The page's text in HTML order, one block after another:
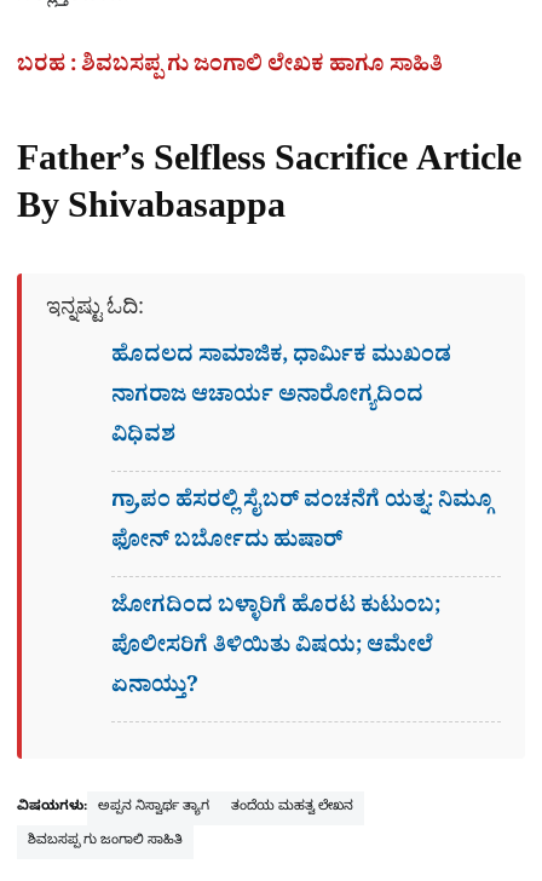
ಬರಹ : ಶಿವಬಸಪ್ಪ ಗು ಜಂಗಾಲಿ ಲೇಖಕ ಹಾಗೂ ಸಾಹಿತಿ
Father’s Selfless Sacrifice Article
By Shivabasappa
ಇನ್ನಷ್ಟು ಓದಿ:
ಹೊದಲದ ಸಾಮಾಜಿಕ, ಧಾರ್ಮಿಕ ಮುಖಂಡ
ನಾಗರಾಜ ಆಚಾರ್ಯ ಅನಾರೋಗ್ಯದಿಂದ
ವಿಧಿವಶ
ಗ್ರಾ,ಪಂ ಹೆಸರಲ್ಲಿ ಸೈಬ‌ರ್ ವಂಚನೆಗೆ ಯತ್ನ: ನಿಮ್ಗೂ
ಫೋನ್​ ಬರ್ಬೋದು ಹುಷಾರ್​​
ಜೋಗದಿಂದ ಬಳ್ಳಾರಿಗೆ ಹೊರಟ ಕುಟುಂಬ;
ಪೊಲೀಸರಿಗೆ ತಿಳಿಯಿತು ವಿಷಯ; ಆಮೇಲೆ
ಏನಾಯ್ತು?
ವಿಷಯಗಳು: ಅಪ್ಪನ ನಿಸ್ವಾರ್ಥ ತ್ಯಾಗ
ತಂದೆಯ ಮಹತ್ವ ಲೇಖನ
ಶಿವಬಸಪ್ಪ ಗು ಜಂಗಾಲಿ ಸಾಹಿತಿ